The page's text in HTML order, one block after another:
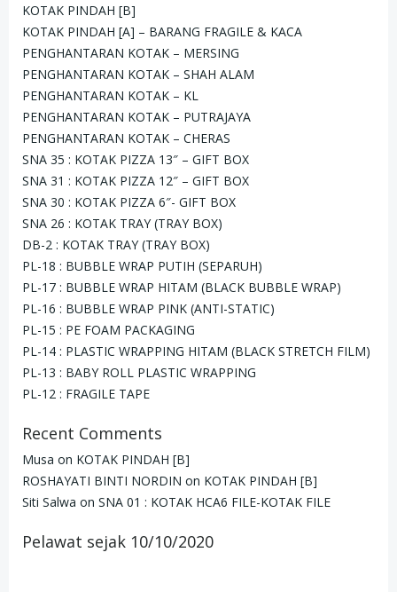
KOTAK PINDAH [B]
KOTAK PINDAH [A] – BARANG FRAGILE & KACA
PENGHANTARAN KOTAK – MERSING
PENGHANTARAN KOTAK – SHAH ALAM
PENGHANTARAN KOTAK – KL
PENGHANTARAN KOTAK – PUTRAJAYA
PENGHANTARAN KOTAK – CHERAS
SNA 35 : KOTAK PIZZA 13″ – GIFT BOX
SNA 31 : KOTAK PIZZA 12″ – GIFT BOX
SNA 30 : KOTAK PIZZA 6″- GIFT BOX
SNA 26 : KOTAK TRAY (TRAY BOX)
DB-2 : KOTAK TRAY (TRAY BOX)
PL-18 : BUBBLE WRAP PUTIH (SEPARUH)
PL-17 : BUBBLE WRAP HITAM (BLACK BUBBLE WRAP)
PL-16 : BUBBLE WRAP PINK (ANTI-STATIC)
PL-15 : PE FOAM PACKAGING
PL-14 : PLASTIC WRAPPING HITAM (BLACK STRETCH FILM)
PL-13 : BABY ROLL PLASTIC WRAPPING
PL-12 : FRAGILE TAPE
Recent Comments
Musa on KOTAK PINDAH [B]
ROSHAYATI BINTI NORDIN on KOTAK PINDAH [B]
Siti Salwa on SNA 01 : KOTAK HCA6 FILE-KOTAK FILE
Pelawat sejak 10/10/2020